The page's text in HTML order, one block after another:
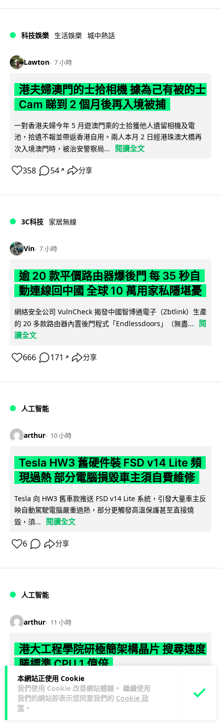
本網站正使用 Cookie
我們使用 Cookie 改善網站體驗。 繼續使用
我們的網站即表示您同意我們的 Cookie 政
策 。
科技娛樂 生活娛樂 城中熱話
Lawton 7 小時
港夫婦澳門的士拾相機 據為己有被的士
Cam 睇到 2 個月後再入境被捕
一對香港夫婦今年 5 月遊澳門乘的士拾獲他人遺留相機及電
池，拾遺不報並帶返香港自用。兩人本月 2 日經港珠澳大橋再
次入境澳門時，被治安警察局...
閱讀全文
358 54 ↗ 分享
3C科技 家居無線
Vin 7 小時
逾 20 款平價路由器爆後門 每 35 秒自
動連線回中國 全球 10 萬用家私隱堪憂
網絡安全公司 VulnCheck 揭發中國智博通電子（Zbtlink）生產
的 20 多款路由器內置後門程式「Endlessdoors」（無盡...
閱
讀全文
666 171 ↗ 分享
人工智能
arthur 10 小時
Tesla HW3 舊硬件裝 FSD v14 Lite 頻
現過熱 部分電腦損毀車主須自費維修
Tesla 向 HW3 舊車款推送 FSD v14 Lite 系統，引發大量車主反
映自動駕駛電腦嚴重過熱，部分更觸發高溫保護甚至直接燒
毀，須...
閱讀全文
6 分享
人工智能
arthur 11 小時
港大工程學院研極簡架構晶片 搜尋速度
勝標準 CPU 1 億倍
港大團隊研發極簡架構模擬內容尋址記憶體（CAM）晶片，用
二硫化鉬及半金屬銻克服傳輸瓶頸，漢明距離計算速度比標準
CPU快1億倍，每次搜尋耗能低...